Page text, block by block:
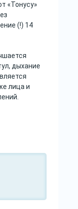
«Тонусу»
(!) 14
дыхание
лица и